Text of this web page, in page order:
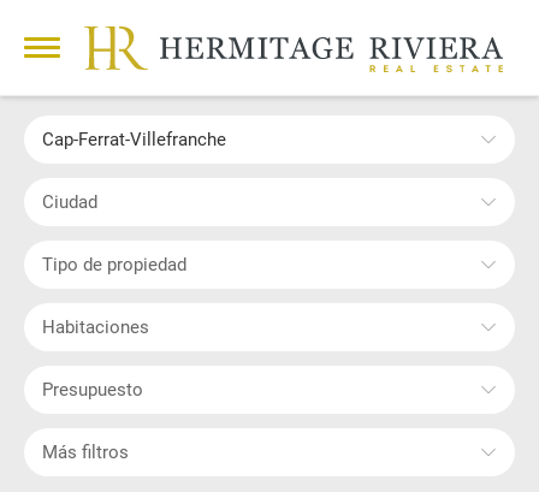
Cap-Ferrat-Villefranche
Ciudad
Tipo de propiedad
Habitaciones
Presupuesto
Más filtros